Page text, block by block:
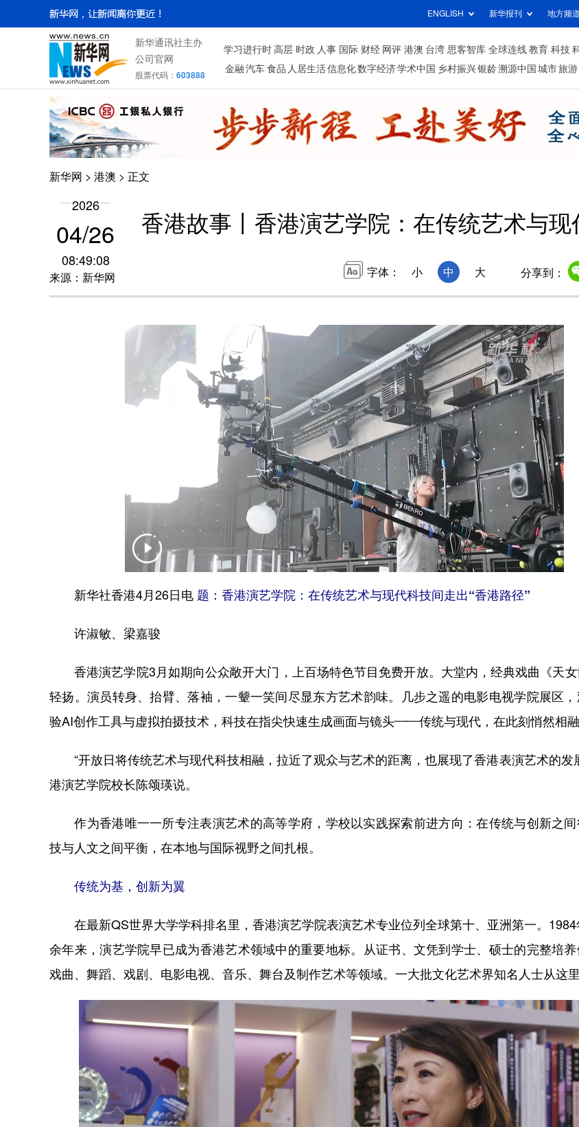
ENGLISH 新华报刊 地方频道
新华通讯社主办
公司官网
股票代码： 603888
学习进行时 高层 时政 人事 国际 财经 网评 港澳 台湾 思客智库 全球连线 教育 科技
金融 汽车 食品 人居生活信息化数字经济学术中国 乡村振兴银龄溯源中国 城市旅游
新华网 > 港澳 > 正文
2026
04/26
08:49:08
来源：新华网
香港故事丨香港演艺学院：在传统艺术与
字体： 小 中 大 分享到：
新华社香港4月26日电 题：香港演艺学院：在传统艺术与现代科技间走出“香港路径”
许淑敏、梁嘉骏
香港演艺学院3月如期向公众敞开大门，上百场特色节目免费开放。大堂内，经典戏曲《天女
轻扬。演员转身、抬臂、落袖，一颦一笑间尽显东方艺术韵味。几步之遥的电影电视学院展区
验AI创作工具与虚拟拍摄技术，科技在指尖快速生成画面与镜头——传统与现代，在此刻悄然相融
“开放日将传统艺术与现代科技相融，拉近了观众与艺术的距离，也展现了香港表演艺术的发
港演艺学院校长陈颂瑛说。
作为香港唯一一所专注表演艺术的高等学府，学校以实践探索前进方向：在传统与创新之间
技与人文之间平衡，在本地与国际视野之间扎根。
传统为基，创新为翼
在最新QS世界大学学科排名里，香港演艺学院表演艺术专业位列全球第十、亚洲第一。1984
余年来，演艺学院早已成为香港艺术领域中的重要地标。从证书、文凭到学士、硕士的完整培
戏曲、舞蹈、戏剧、电影电视、音乐、舞台及制作艺术等领域。一大批文化艺术界知名人士从这里